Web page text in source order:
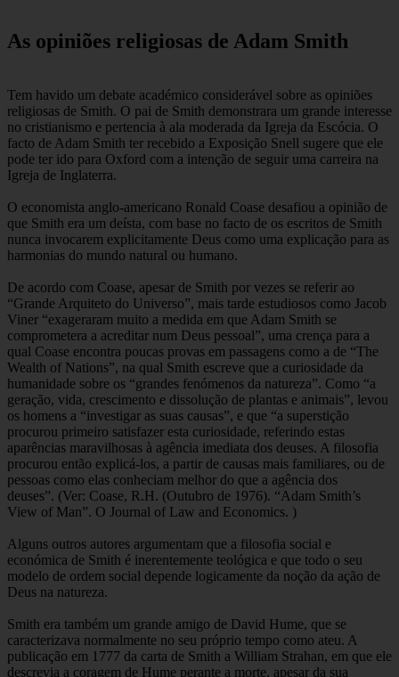
As opiniões religiosas de Adam Smith
Tem havido um debate académico considerável sobre as opiniões
religiosas de Smith. O pai de Smith demonstrara um grande interesse
no cristianismo e pertencia à ala moderada da Igreja da Escócia. O
facto de Adam Smith ter recebido a Exposição Snell sugere que ele
pode ter ido para Oxford com a intenção de seguir uma carreira na
Igreja de Inglaterra.
O economista anglo-americano Ronald Coase desafiou a opinião de
que Smith era um deísta, com base no facto de os escritos de Smith
nunca invocarem explicitamente Deus como uma explicação para as
harmonias do mundo natural ou humano.
De acordo com Coase, apesar de Smith por vezes se referir ao
“Grande Arquiteto do Universo”, mais tarde estudiosos como Jacob
Viner “exageraram muito a medida em que Adam Smith se
comprometera a acreditar num Deus pessoal”, uma crença para a
qual Coase encontra poucas provas em passagens como a de “The
Wealth of Nations”, na qual Smith escreve que a curiosidade da
humanidade sobre os “grandes fenómenos da natureza”. Como “a
geração, vida, crescimento e dissolução de plantas e animais”, levou
os homens a “investigar as suas causas”, e que “a superstição
procurou primeiro satisfazer esta curiosidade, referindo estas
aparências maravilhosas à agência imediata dos deuses. A filosofia
procurou então explicá-los, a partir de causas mais familiares, ou de
pessoas como elas conheciam melhor do que a agência dos
deuses”. (Ver: Coase, R.H. (Outubro de 1976). “Adam Smith’s
View of Man”. O Journal of Law and Economics. )
Alguns outros autores argumentam que a filosofia social e
económica de Smith é inerentemente teológica e que todo o seu
modelo de ordem social depende logicamente da noção da ação de
Deus na natureza.
Smith era também um grande amigo de David Hume, que se
caracterizava normalmente no seu próprio tempo como ateu. A
publicação em 1777 da carta de Smith a William Strahan, em que ele
descrevia a coragem de Hume perante a morte, apesar da sua